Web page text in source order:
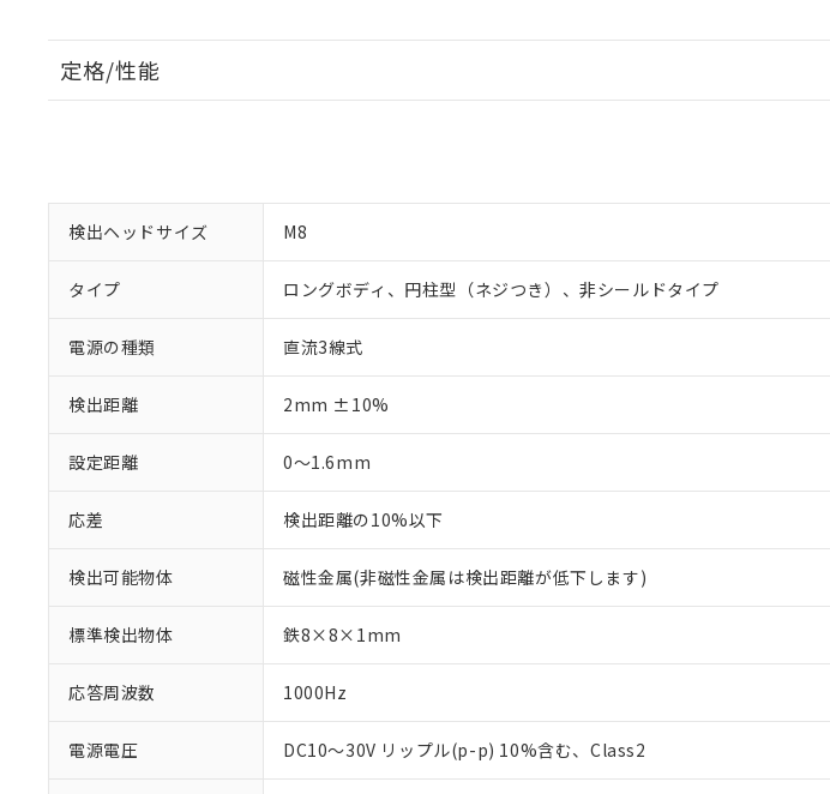
定格/性能
検出ヘッドサイズ M8
タイプ ロングボディ、円柱型（ネジつき）、非シールドタイプ
電源の種類 直流3線式
検出距離 2mm ±10%
設定距離 0～1.6mm
応差 検出距離の10%以下
検出可能物体 磁性金属(非磁性金属は検出距離が低下します)
標準検出物体 鉄8×8×1mm
応答周波数 1000Hz
電源電圧 DC10～30V リップル(p-p) 10%含む、Class2